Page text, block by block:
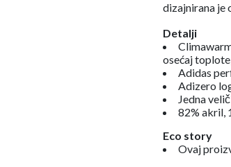
dizajnirana je
Detalji
osećaj
Adidas
Adizero
Jedna
82% akril,
Eco story
Ovaj